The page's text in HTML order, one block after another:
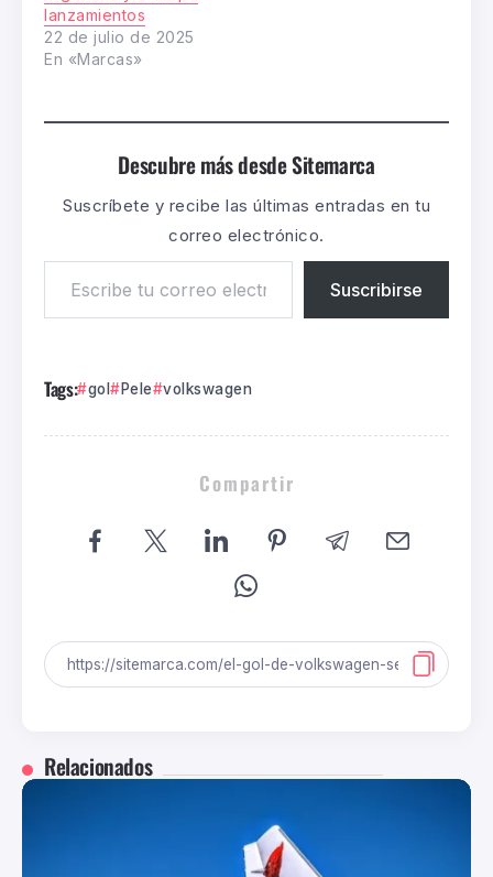
lanzamientos
22 de julio de 2025
En «Marcas»
Descubre más desde Sitemarca
Suscríbete y recibe las últimas entradas en tu
correo electrónico.
Suscribirse
Tags: gol Pele volkswagen
Compartir
Relacionados